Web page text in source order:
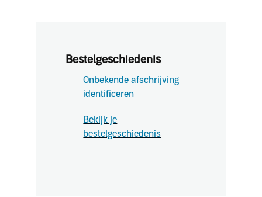
Bestelgeschiedenis
Onbekende afschrijving
identificeren
Bekijk je
bestelgeschiedenis